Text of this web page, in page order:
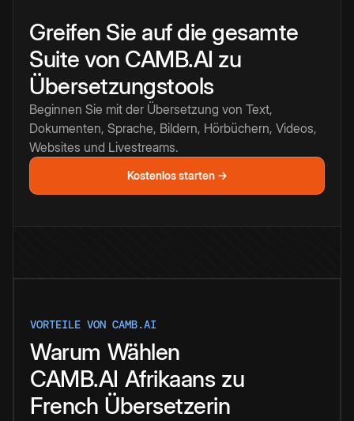
Greifen Sie auf die gesamte
Suite von CAMB.AI zu
Übersetzungstools
Beginnen Sie mit der Übersetzung von Text,
Dokumenten, Sprache, Bildern, Hörbüchern, Videos,
Websites und Livestreams.
Kostenlos starten →
VORTEILE VON CAMB.AI
Warum Wählen
CAMB.AI Afrikaans zu
French Übersetzerin